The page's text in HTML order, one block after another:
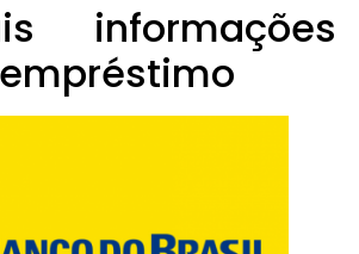
informações